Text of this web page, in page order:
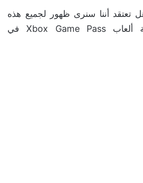
تعتقد أننا سنرى ظهور لجميع هذه
العناوين في مكتبة ألعاب Xbox Game Pass في